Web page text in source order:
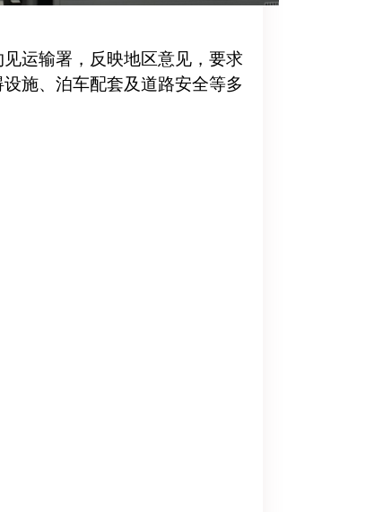
运输署，反映地区意见，要求
施、泊车配套及道路安全等多